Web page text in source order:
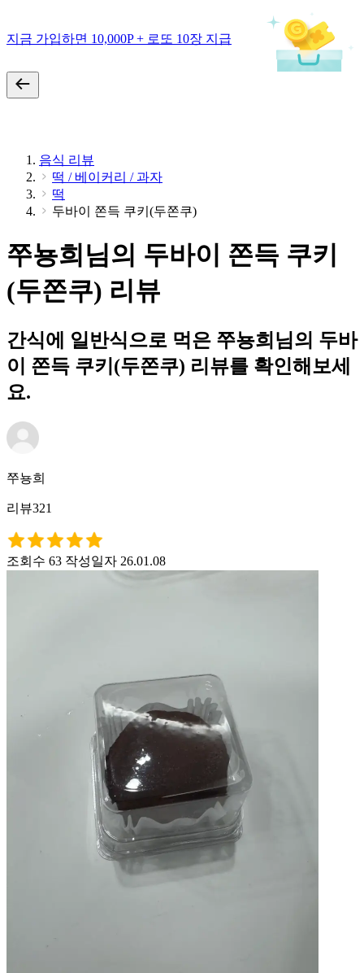
지금 가입하면 10,000P + 로또 10장 지급
음식 리뷰
떡 / 베이커리 / 과자
떡
두바이 쫀득 쿠키(두쫀쿠)
쭈뇽희님의 두바이 쫀득 쿠키
(두쫀쿠) 리뷰
간식에 일반식으로 먹은 쭈뇽희님의 두바
이 쫀득 쿠키(두쫀쿠) 리뷰를 확인해보세
요.
쭈뇽희
리뷰321
조회수 63 작성일자 26.01.08